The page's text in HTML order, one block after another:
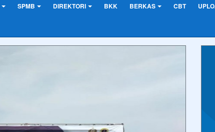
SPMB DIREKTORI BKK BERKAS CBT